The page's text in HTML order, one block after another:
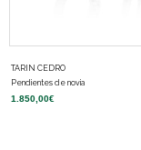
TARIN CEDRO
Pendientes de novia
1.850,00€